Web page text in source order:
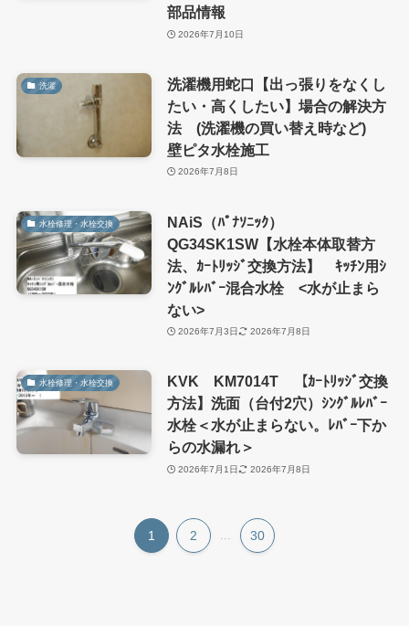
部品情報
2026年7月10日
洗濯
洗濯機用蛇口【出っ張りをなくし
たい・高くしたい】場合の解決方
法 (洗濯機の買い替え時など)
壁ピタ水栓施工
2026年7月8日
水栓修理・水栓交換
NAiS（ﾊﾟﾅｿﾆｯｸ）
QG34SK1SW【水栓本体取替方
法、ｶｰﾄﾘｯｼﾞ交換方法】 ｷｯﾁﾝ用ｼ
ﾝｸﾞﾙﾚﾊﾞｰ混合水栓 <水が止まら
ない>
2026年7月3日 2026年7月8日
水栓修理・水栓交換
KVK KM7014T 【ｶｰﾄﾘｯｼﾞ交換
方法】洗面（台付2穴）ｼﾝｸﾞﾙﾚﾊﾞｰ
水栓＜水が止まらない。ﾚﾊﾞｰ下か
らの水漏れ＞
2026年7月1日 2026年7月8日
1 2 30